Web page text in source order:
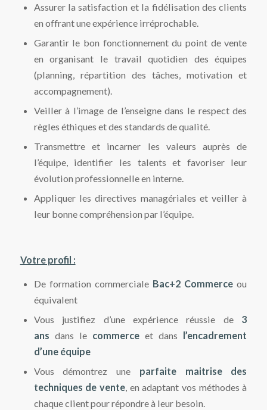
Assurer la satisfaction et la fidélisation des clients
en offrant une expérience irréprochable.
Garantir le bon fonctionnement du point de vente
en organisant le travail quotidien des équipes
(planning, répartition des tâches, motivation et
accompagnement).
Veiller à l’image de l’enseigne dans le respect des
règles éthiques et des standards de qualité.
Transmettre et incarner les valeurs auprès de
l’équipe, identifier les talents et favoriser leur
évolution professionnelle en interne.
Appliquer les directives managériales et veiller à
leur bonne compréhension par l’équipe.
Votre profil :
De formation commercialeBac+2 Commerceou
équivalent
Vous justifiez d’une expérience réussie de3
ans dans le commerceet dans l’encadrement
d’une équipe
Vous démontrez une parfaite maitrise des
techniques de vente, en adaptant vos méthodes à
chaque client pour répondre à leur besoin.